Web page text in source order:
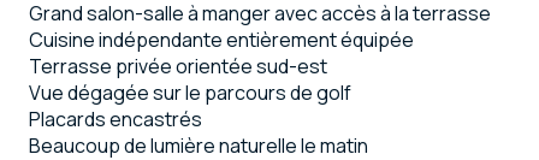
Grand salon-salle à manger avec accès à la terrasse
Cuisine indépendante entièrement équipée
Terrasse privée orientée sud-est
Vue dégagée sur le parcours de golf
Placards encastrés
Beaucoup de lumière naturelle le matin